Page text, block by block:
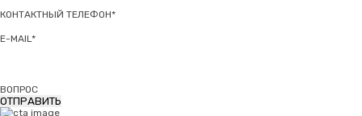
КОНТАКТНЫЙ ТЕЛЕФОН*
E-MAIL*
ВОПРОС